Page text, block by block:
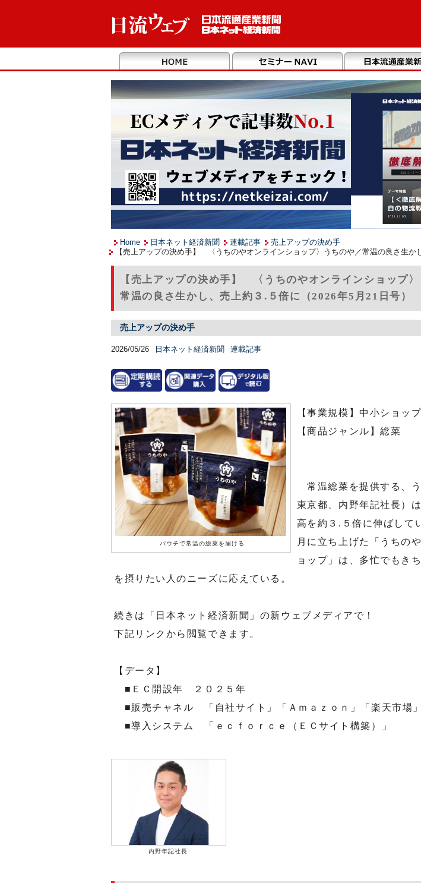
Home 日本ネット経済新聞 連載記事
売上アップの決め手
【売上アップの決め手】 〈うちのやオンラインショップ〉うちのや／常温の良さ生か
【売上アップの決め手】 〈うちのやオンラインショップ〉
常温の良さ生かし、売上約３.５倍に（2026年5月21日号）
売上アップの決め手
2026/05/26 日本ネット経済新聞 連載記事
パウチで常温の総菜を届ける
【事業規模】中小ショップ
【商品ジャンル】総菜
常温総菜を提供する、
東京都、内野年記社長）
高を約３.５倍に伸ばして
月に立ち上げた「うちの
ョップ」は、多忙でもき
を摂りたい人のニーズに応えている。
続きは「日本ネット経済新聞」の新ウェブメディアで！
下記リンクから閲覧できます。
【データ】
■ＥＣ開設年 ２０２５年
■販売チャネル 「自社サイト」「Ａｍａｚｏｎ」「楽天市場」
■導入システム 「ｅｃｆｏｒｃｅ（ＥＣサイト構築）」
内野年記社長